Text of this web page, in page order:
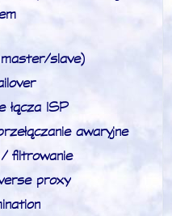
slave)
łącza ISP
awaryjne
filtrowanie
proxy